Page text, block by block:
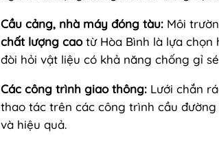
Cầu cảng, nhà máy đóng tàu: Môi
chất lượng caotừ Hòa Bình là lựa chọn
đòi hỏi vật liệu có khả năng chống gỉ
Các công trình giao thông: Lưới chắn
thao tác trên các công trình cầu
và hiệu quả.